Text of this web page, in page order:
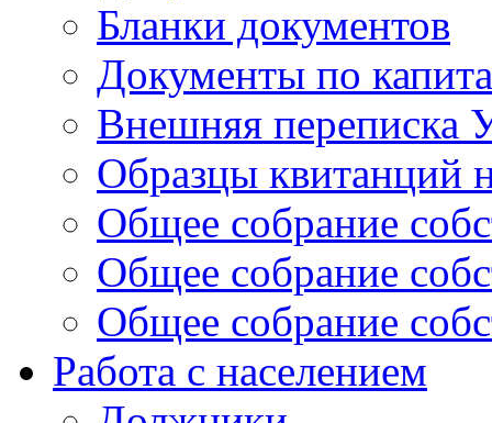
Бланки документов
Документы по
Внешняя переписка
Образцы квитанций
Общее собрание
Общее собрание
Общее собрание
Работа с населением